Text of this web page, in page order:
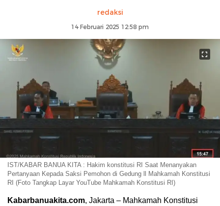
redaksi
14 Februari 2025 12:58 pm
IST/KABAR BANUA KITA : Hakim konstitusi RI Saat Menanyakan
Pertanyaan Kepada Saksi Pemohon di Gedung ll Mahkamah Konstitusi
RI (Foto Tangkap Layar YouTube Mahkamah Konstitusi RI)
Kabarbanuakita.com, Jakarta – Mahkamah Konstitusi